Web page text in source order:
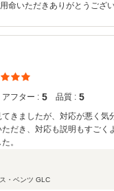
命いただきありがとうござ
永いお付き合いのほど宜し
アフター : 5 品質 : 5
きましたが、対応が悪く気
だき、対応も説明もすごく
。
・ベンツ GLC